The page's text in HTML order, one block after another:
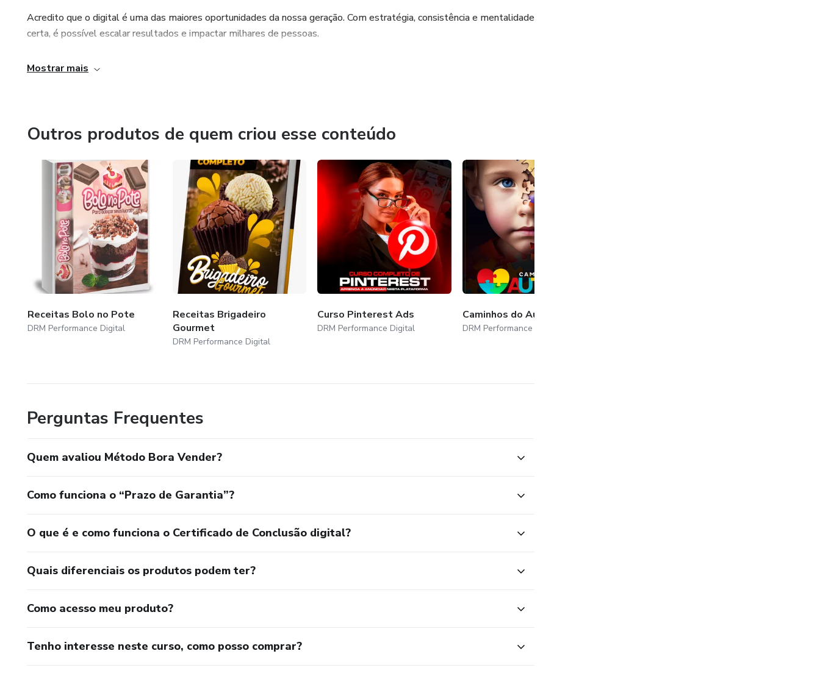
Aulas 15: CONTATO COM CLIENTE
Aulas 20: FUNIL DE VENDAS
Aulas 21: PROVAS SOCIAIS
Aulas 22: SE APRESENTE AO CLIENTE
Acredito que o digital é uma das maiores oportunidades da nossa geração. Com estratégia, consistência e mentalidade
certa, é possível escalar resultados e impactar milhares de pessoas.
Mostrar mais
Outros produtos de quem criou esse conteúdo
Receitas Bolo no Pote
DRM Performance Digital
Receitas Brigadeiro
Gourmet
DRM Performance Digital
Curso Pinterest Ads
DRM Performance Digital
Caminhos do Autismo
DRM Performance Digital
Perguntas Frequentes
Quem avaliou Método Bora Vender?
Como funciona o “Prazo de Garantia”?
O que é e como funciona o Certificado de Conclusão digital?
Quais diferenciais os produtos podem ter?
Como acesso meu produto?
Tenho interesse neste curso, como posso comprar?